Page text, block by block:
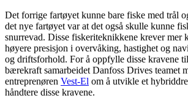
Det forrige fartøyet kunne bare fiske med trål
det nye fartøyet var at det også skulle kunne
snurrevad. Disse fiskeriteknikkene krever mer
høyere presisjon i overvåking, hastighet og
og driftsforhold. For å oppfylle disse kravene
bærekraft samarbeidet Danfoss Drives teamet
entreprenøren Vest-El om å utvikle et
håndtere disse kravene.